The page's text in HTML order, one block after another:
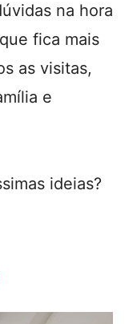
na hora
fica mais
as visitas,
e
ideias?